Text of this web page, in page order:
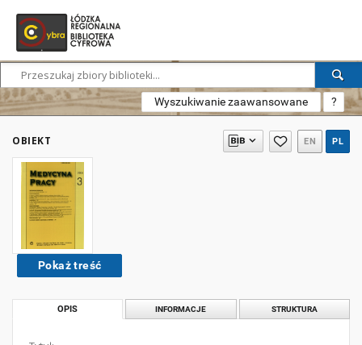
Wyszukiwanie zaawansowane ?
OBIEKT EN PL
Pokaż treść
OPIS INFORMACJE STRUKTURA